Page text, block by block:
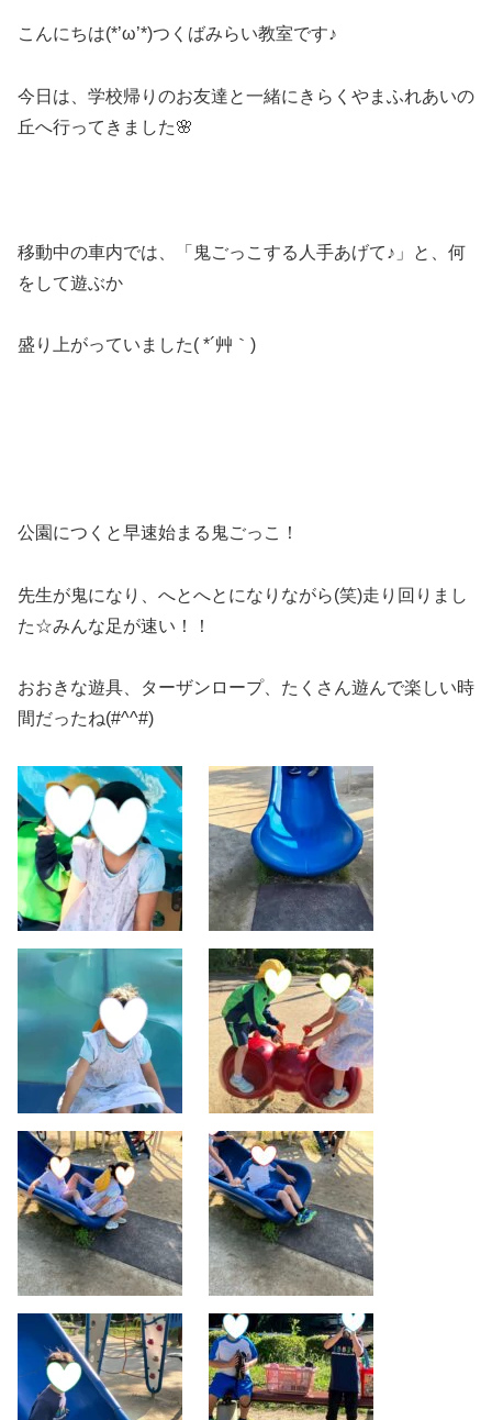
こんにちは(*’ω’*)つくばみらい教室です♪
今日は、学校帰りのお友達と一緒にきらくやまふれあいの
丘へ行ってきました🌸
移動中の車内では、「鬼ごっこする人手あげて♪」と、何
をして遊ぶか
盛り上がっていました( *´艸｀)
公園につくと早速始まる鬼ごっこ！
先生が鬼になり、へとへとになりながら(笑)走り回りまし
た☆みんな足が速い！！
おおきな遊具、ターザンロープ、たくさん遊んで楽しい時
間だったね(#^^#)